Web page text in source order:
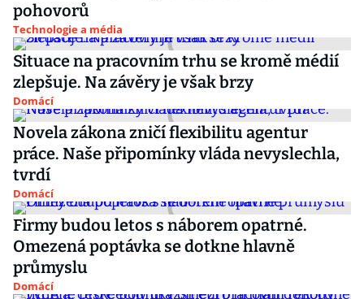
pohovorů
Technologie a média
Situace na pracovním trhu se kromě médií
zlepšuje. Na závěry je však brzy
Domácí
Novela zákona zničí flexibilitu agentur
práce. Naše připomínky vláda nevyslechla,
tvrdí
Domácí
Firmy budou letos s náborem opatrné.
Omezená poptávka se dotkne hlavně
průmyslu
Domácí